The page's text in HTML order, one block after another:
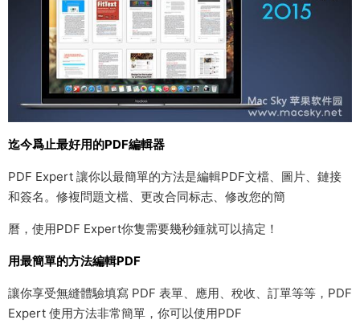
迄今爲止最好用的PDF編輯器
PDF Expert 讓你以最簡單的方法是編輯PDF文檔、圖片、鏈接
和簽名。修複問題文檔、更改合同标志、修改您的簡
曆，使用PDF Expert你隻需要幾秒鍾就可以搞定！
用最簡單的方法編輯PDF
讓你享受無縫體驗填寫 PDF 表單、應用、稅收、訂單等等，PDF
Expert 使用方法非常簡單，你可以使用PDF